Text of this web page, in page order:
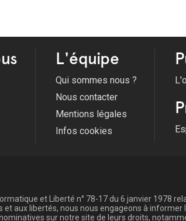
L'équipe
Qui sommes nous ?
Nous contacter
Mentions légales
Infos cookies
et Liberté n° 78-17 du 6 janvier 1978
et aux libertés, nous nous engageons à informer
sur notre site de leurs droits,